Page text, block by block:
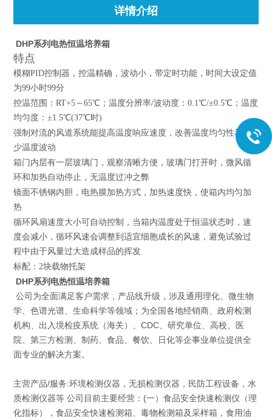
详情介绍
DHP系列电热恒温培养箱
特点
模糊PID控制器，控温精确，波动小，带定时功能，时间大设定值
为99小时99分
控温范围：RT+5～65℃；温度分辨率/波动度：0.1℃/±0.5℃；温度
均匀度：±1.5℃(37℃时)
强制对流的风道系统能提高温度响应速度，改善温度均匀性和减
少温度波动
箱门内层有一层玻璃门，观察清晰方便，玻璃门打开时，微风循
环和加热自动停止，无温度过冲之弊
镜面不锈钢内胆，电热膜加热方式，加热速度快，使箱内均匀加
热
循环风扇速度大小可自动控制，当箱内温度处于恒温状态时，速
度会减小，循环风速会调整到适宜细胞成长的风速，避免试验过
程中由于风量过大造成样品的挥发
标配：2块载物托架
DHP系列电热恒温培养箱
公司为全面满足客户需求，产品线升级，涉及通用理化、微生物
学、色谱光谱、生命科学等领域；为全国各地经销商、政府检测
机构、出入境检疫系统（海关）、CDC、研究单位、高校、医
院、第三方检测、制药、食品、餐饮、日化等企事业单位提供全
面专业的解决方案。
主营产品/服务:环境检测仪器，无损检测仪器，民防工程设备，水
质检测仪器等 公司目前主要经营：(一）食品安全快速检测仪（理
化指标），食品安全快速检测箱、毒物检测箱及采样箱，食用油